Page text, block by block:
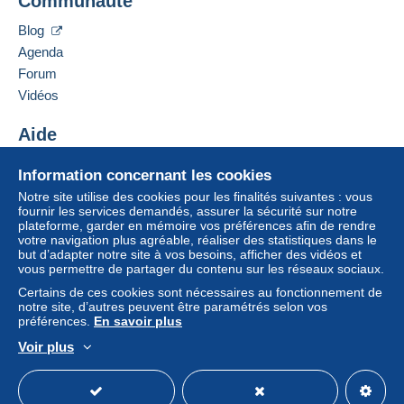
paiement integré au site
vendeur à l’acheteur. Un achat non payé peut
entraîner des conséquences au niveau du compte
Si les conditions de vente du vendeur comportent
considérer comme nulles et non avenues. Les
conditions de paiement du site Delcampe, telles
que définies dans les
conditions d’utilisation
Les achats doivent être payés dans les14 jours
suivant la réception du décompte final de la part du
vendeur.
Zahlungen unter 10.00 € nur mit
Mangopay (mit Pay Pal auf anfrage)
nachdem, welche Zahlungsmethoden der Verkäufer
Information concernant les cookies
Notre site utilise des cookies pour les finalités suivantes : vous
fournir les services demandés, assurer la sécurité sur notre
plateforme, garder en mémoire vos préférences afin de rendre
votre navigation plus agréable, réaliser des statistiques dans le
but d’adapter notre site à vos besoins, afficher des vidéos et
vous permettre de partager du contenu sur les réseaux sociaux.
Certains de ces cookies sont nécessaires au fonctionnement de
notre site, d’autres peuvent être paramétrés selon vos
préférences. En savoir plus
Voir plus
Blog
Agenda
Forum
Vidéos
Aide
Acheter sur Delcampe
Vendre sur Delcampe
Un site sécurisé